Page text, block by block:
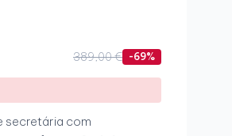
389,00 € -69%
secretária com